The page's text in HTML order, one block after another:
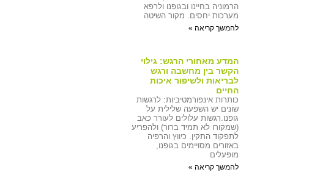
הרמוניה בחיינו ובגופנו ולרפא
מערכות יחסים. מקור השיטה
להמשך קריאה »
המדע מאחורי הרגש: גילוי
הקשר בין מחשבה ורגש
לבריאות ולשיפור איכות
החיים
כותרות אינפורמטיביות: לרגשות
שונים יש השפעה שלילית על
גופנו.רגשות עלולים לעורר כאב
(שמקורו לא תמיד ברור) ולהפריע
לתפקוד התקין. כיווץ והרפיה
באזורים מסויימים בגופנו,
מופעלים
להמשך קריאה »